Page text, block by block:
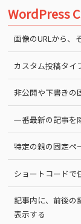
WordPress
画像のURLから、
カスタム投稿タイ
非公開や下書きの
一番最新の記事を
特定の親の固定ペ
ショートコードで
記事内に、前後の
表示する